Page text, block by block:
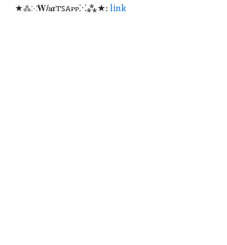
★⁂⁙𝐖ℎ𝒂𐍄ꜱꭺᴩᴩ⁙⁂★:link